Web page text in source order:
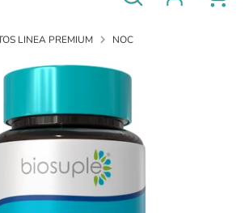
LINEA PREMIUM NOC